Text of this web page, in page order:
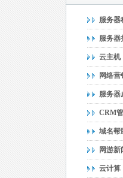
服务器
服务器
云主机
网络营
服务器
CRM
域名帮
网游新
云计算